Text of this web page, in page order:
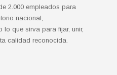
2.000 empleados para
nacional,
lo que sirva para fijar, unir,
calidad reconocida.